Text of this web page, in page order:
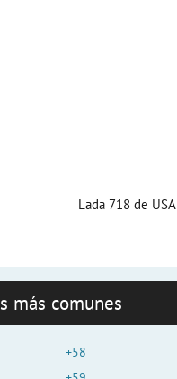
Lada 718 de USA
más comunes
+58